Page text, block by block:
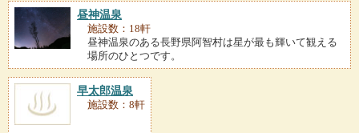
昼神温泉
施設数：18軒
昼神温泉のある長野県阿智村は星が最も輝いて観える
場所のひとつです。
早太郎温泉
施設数：8軒